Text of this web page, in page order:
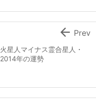
火星人マイナス霊合星人・
2014年の運勢
 Prev